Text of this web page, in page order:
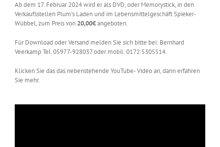
Ab dem 17. Februar 2024 wird er als DVD, oder Memorystick, in den
Verkaufsstellen Plum’s Laden und im Lebensmittelgeschäft Spieker-
Wübbel, zum Preis von 20,00€angeboten.
Für Download oder Versand melden Sie sich bitte bei: Bernhard
Veerkamp Tel. 05977-928037 oder mobil: 0172 5305514.
Klicken Sie das das nebenstehende YouTube- Video an, dann erfahren
Sie mehr.